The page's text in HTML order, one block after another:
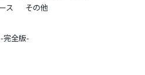
ス
その他
完全版-